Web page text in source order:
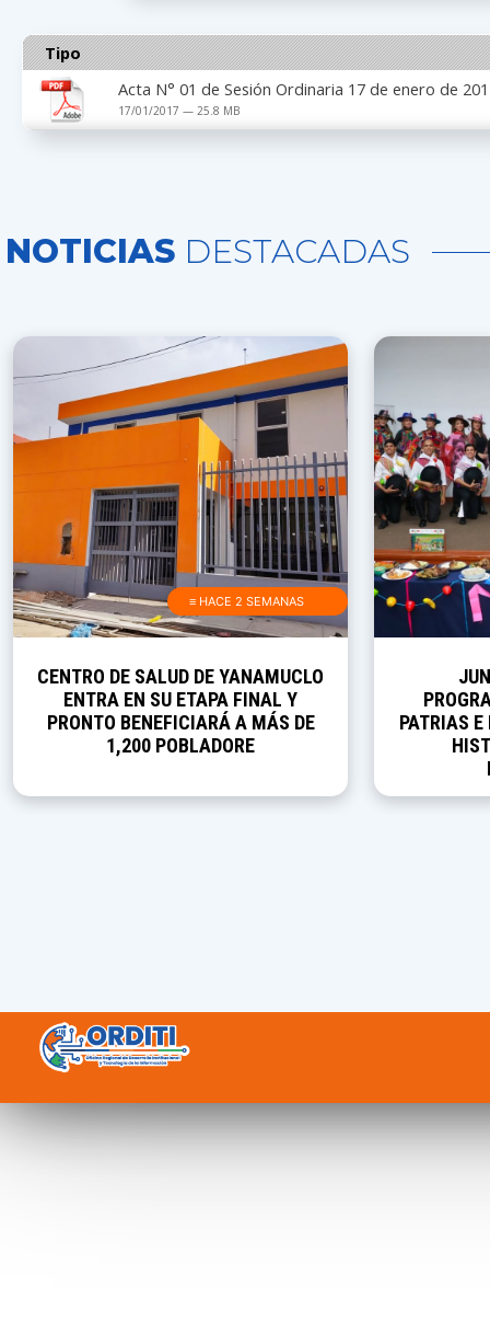
Tipo
Acta N° 01 de Sesión Ordinaria 17 de enero de
17/01/2017 — 25.8 MB
NOTICIAS DESTACADAS
≡ HACE 2 SEMANAS
CENTRO DE SALUD DE YANAMUCLO
ENTRA EN SU ETAPA FINAL Y
PRONTO BENEFICIARÁ A MÁS DE
1,200 POBLADORE
PATRIAS